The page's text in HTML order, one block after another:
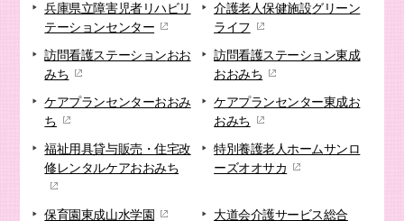
兵庫県立障害児者リハビリ
テーションセンター
介護老人保健施設グリーン
ライフ
訪問看護ステーションおお
みち
訪問看護ステーション東成
おおみち
ケアプランセンターおおみ
ち
ケアプランセンター東成お
おみち
福祉用具貸与販売・住宅改
修レンタルケアおおみち
特別養護老人ホームサンロ
ーズオオサカ
保育園東成山水学園 大道会介護サービス総合